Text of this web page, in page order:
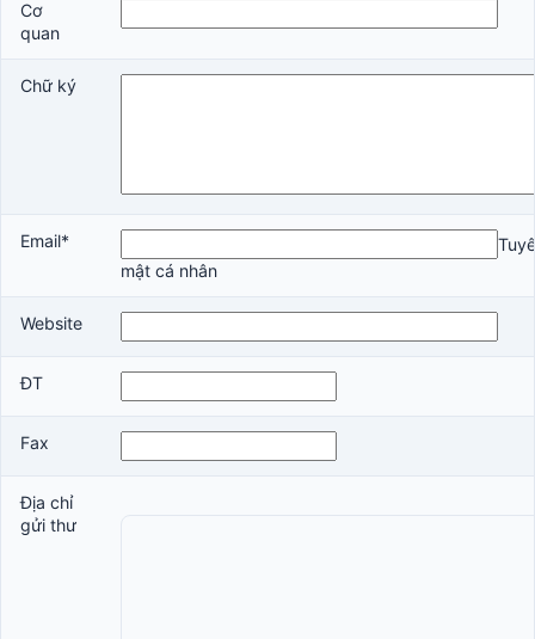
Cơ
quan
Chữ ký
Email*
mật cá nhân
Website
ĐT
Fax
Địa chỉ
gửi thư